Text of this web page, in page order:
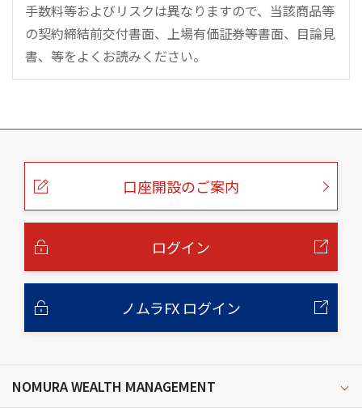
手数料等およびリスクは異なりますので、当該商品等
の契約締結前交付書面、上場有価証券等書面、目論見
書、等をよくお読みください。
こ
口座開設のご案内
ログイン
ノムラFX ログイン
NOMURA WEALTH MANAGEMENT